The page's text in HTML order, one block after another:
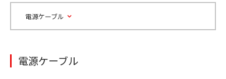
電源ケーブル
電源ケーブル